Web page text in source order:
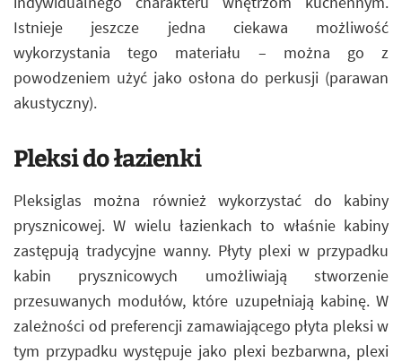
Istnieje jeszcze jedna ciekawa możliwość
wykorzystania tego materiału – można go z
powodzeniem użyć jako osłona do perkusji (parawan
akustyczny).
Pleksi do łazienki
Pleksiglas można również wykorzystać do kabiny
prysznicowej. W wielu łazienkach to właśnie kabiny
zastępują tradycyjne wanny. Płyty plexi w przypadku
kabin prysznicowych umożliwiają stworzenie
przesuwanych modułów, które uzupełniają kabinę. W
zależności od preferencji zamawiającego płyta pleksi w
tym przypadku występuje jako plexi bezbarwna, plexi